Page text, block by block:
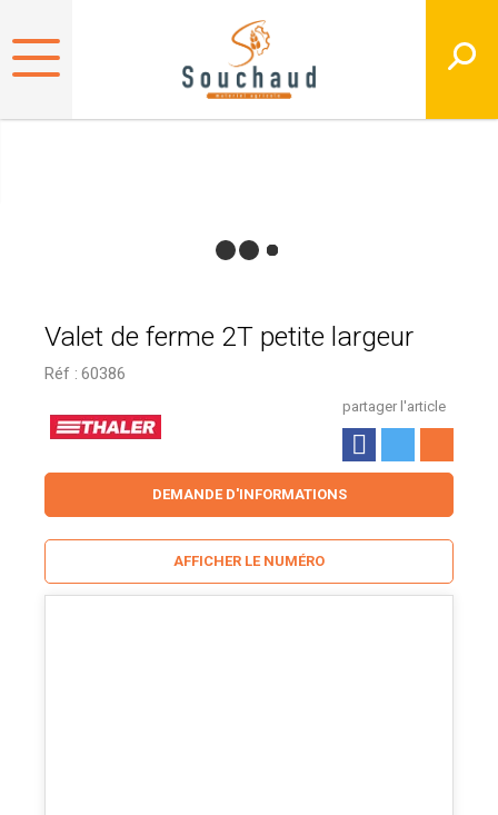
Valet de ferme 2T petite largeur
Réf : 60386
partager l'article
DEMANDE D'INFORMATIONS
AFFICHER LE NUMÉRO